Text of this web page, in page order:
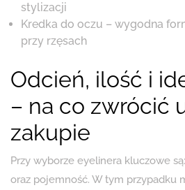
stylizacji
Kredka do oczu – wygodna
przy rzęsach
Odcień, ilość i
– na co zwrócić
zakupie
Przy wyborze eyelinera kluczowe
oraz pojemność. W tym przypadku